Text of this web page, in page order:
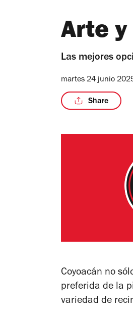
Arte y
Las mejores
martes 24 junio
Share
Coyoacán no
preferida de la
variedad de